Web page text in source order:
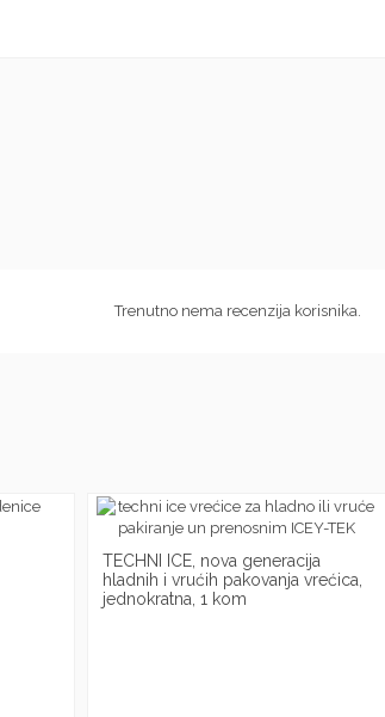
Trenutno nema recenzija korisnika.
TECHNI ICE, nova generacija
hladnih i vrućih pakovanja vrećica,
jednokratna, 1 kom